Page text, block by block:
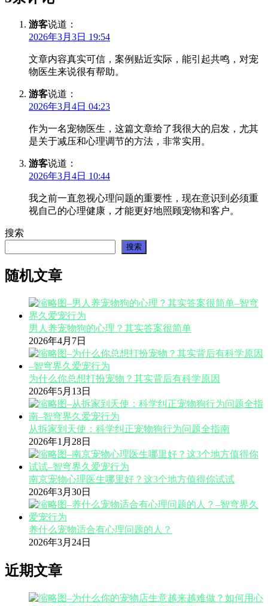
游客说道：
2026年3月3日 19:54
文章内容真实可信，案例贴近实际，能引起共鸣，对宠
物医生来说很有帮助。
游客说道：
2026年3月4日 04:23
作为一名宠物医生，这篇文章给了我很大的启发，尤其
是关于减压和心理调节的方法，非常实用。
游客说道：
2026年3月4日 10:44
我之前一直忽视心理问题的重要性，现在意识到必须重
视自己的心理健康，才能更好地照顾宠物和客户。
搜索
搜索
随机文章
男人养宠物狗的心理？其实答案很简单
2026年4月7日
为什么你总想打扮宠物？其实背后有科学原因
2026年5月13日
从拆家到天使：科学纠正宠物狗行为问题全指南
2026年1月28日
南京宠物心理医生哪里好？这3个地方值得你试试
2026年3月30日
养什么宠物适合有心理问题的人？
2026年3月24日
近期文章